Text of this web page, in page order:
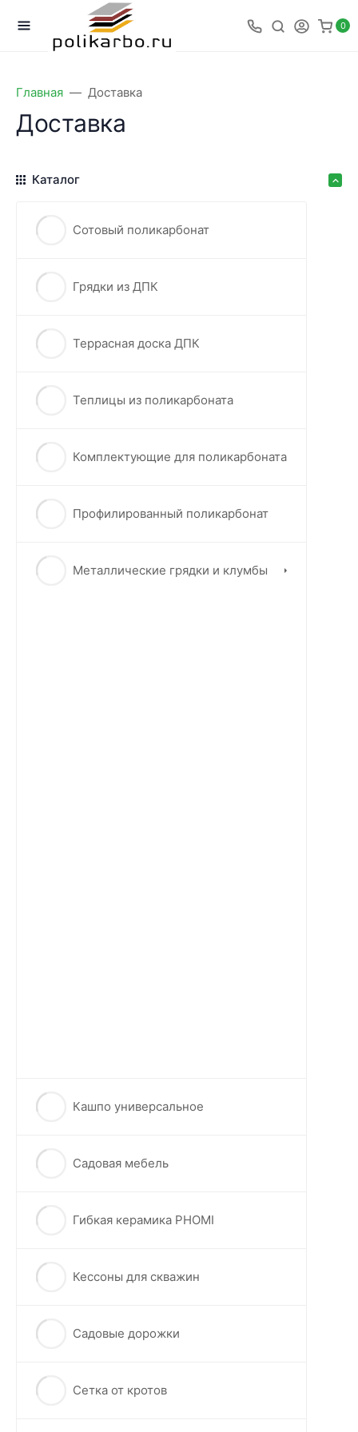
0
Главная Доставка
Доставка
Каталог
Сотовый поликарбонат
Грядки из ДПК
Террасная доска ДПК
Теплицы из поликарбоната
Комплектующие для поликарбоната
Профилированный поликарбонат
Металлические грядки и клумбы
Кашпо универсальное
Садовая мебель
Гибкая керамика PHOMI
Кессоны для скважин
Садовые дорожки
Сетка от кротов